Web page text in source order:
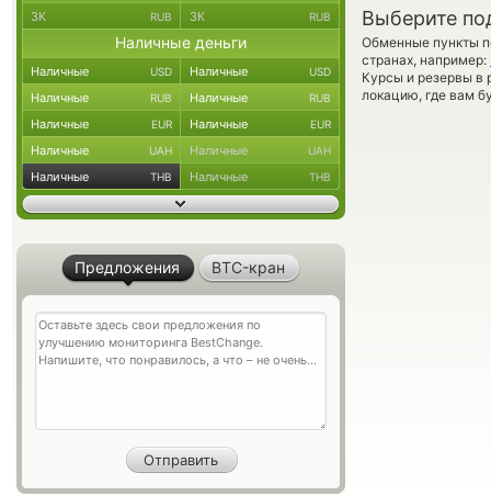
Выберите
Обменные пункты
странах, например:
Курсы и резервы в
локацию, где вам
ЗК RUB ЗК RUB
Наличные деньги
Наличные USD Наличные USD
Наличные RUB Наличные RUB
Наличные EUR Наличные EUR
Наличные UAH Наличные UAH
Наличные THB Наличные THB
Предложения BTC-кран